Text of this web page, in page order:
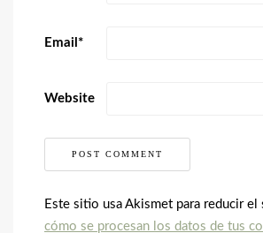
Email *
Website
Este sitio usa Akismet para reducir el
cómo se procesan los datos de tus